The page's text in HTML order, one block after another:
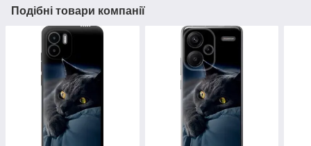
Подібні товари компанії